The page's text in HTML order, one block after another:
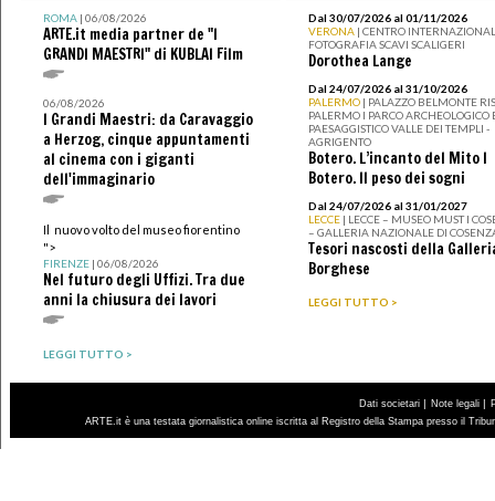
ROMA| 06/08/2026
ARTE.it media partner de "I
GRANDI MAESTRI" di KUBLAI Film
06/08/2026
I Grandi Maestri: da Caravaggio
a Herzog, cinque appuntamenti
al cinema con i giganti
dell'immaginario
Il nuovo volto del museo fiorentino
">
FIRENZE| 06/08/2026
Nel futuro degli Uffizi. Tra due
anni la chiusura dei lavori
LEGGI TUTTO >
Dal 30/07/2026 al 01/11/2026
VERONA | CENTRO
FOTOGRAFIA SCAVI SCALIGERI
Dorothea Lange
Dal 24/07/2026 al 31/10/2026
PALERMO | PALAZZO BELMONTE
PALERMO I PARCO ARCHEOLOGICO
PAESAGGISTICO VALLE DEI TEMPLI -
AGRIGENTO
Botero. L’incanto del Mito I
Botero. Il peso dei sogni
Dal 24/07/2026 al 31/01/2027
LECCE | LECCE – MUSEO MUST I
– GALLERIA NAZIONALE DI
Tesori nascosti della
Borghese
LEGGI TUTTO >
Dati societari | Note legali |
ARTE.it è una testata giornalistica online iscritta al Registro della Stampa presso il